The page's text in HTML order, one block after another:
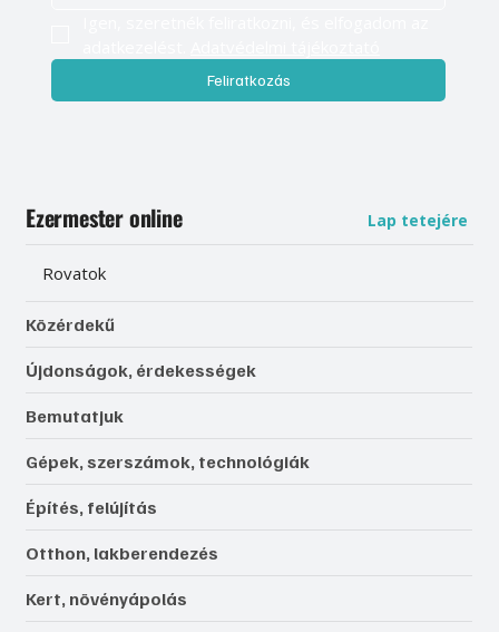
Feliratkozás
Ezermester online Lap tetejére
Rovatok
Közérdekű
Újdonságok, érdekességek
Bemutatjuk
Gépek, szerszámok, technológiák
Építés, felújítás
Otthon, lakberendezés
Kert, növényápolás